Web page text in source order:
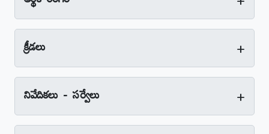
క్రీడలు +
నివేదికలు - సర్వేలు +